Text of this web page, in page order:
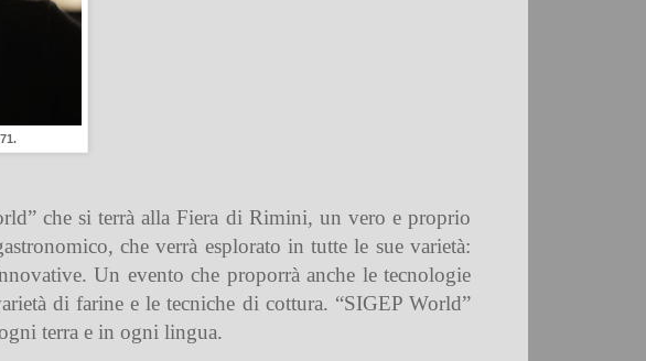
che si terrà alla Fiera di Rimini, un vero e proprio
che verrà esplorato intutte le sue varietà:
. Un evento che proporrà anche le tecnologie
di farine e letecniche di cottura. “SIGEP World”
terra e in ogni lingua.